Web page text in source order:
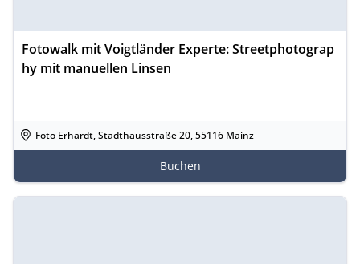
Fotowalk mit Voigtländer Experte: Streetphotograp
hy mit manuellen Linsen
Foto Erhardt, Stadthausstraße 20, 55116 Mainz
Buchen